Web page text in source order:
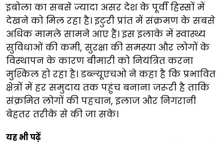
इबोला का सबसे ज्यादा असर देश के पूर्वी हिस्सों में
देखने को मिल रहा है। इटुरी प्रांत में संक्रमण के सबसे
अधिक मामले सामने आए हैं। इस इलाके में स्वास्थ्य
सुविधाओं की कमी, सुरक्षा की समस्या और लोगों के
विस्थापन के कारण बीमारी को नियंत्रित करना
मुश्किल हो रहा है। डब्ल्यूएचओ ने कहा है कि प्रभावित
क्षेत्रों में हर समुदाय तक पहुंच बनाना जरूरी है ताकि
संक्रमित लोगों की पहचान, इलाज और निगरानी
बेहतर तरीके से की जा सके।
यह भी पढ़ें